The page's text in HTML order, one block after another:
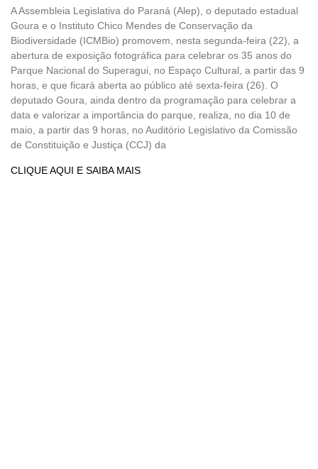
A Assembleia Legislativa do Paraná (Alep), o deputado estadual
Goura e o Instituto Chico Mendes de Conservação da
Biodiversidade (ICMBio) promovem, nesta segunda-feira (22), a
abertura de exposição fotográfica para celebrar os 35 anos do
Parque Nacional do Superagui, no Espaço Cultural, a partir das 9
horas, e que ficará aberta ao público até sexta-feira (26). O
deputado Goura, ainda dentro da programação para celebrar a
data e valorizar a importância do parque, realiza, no dia 10 de
maio, a partir das 9 horas, no Auditório Legislativo da Comissão
de Constituição e Justiça (CCJ) da
CLIQUE AQUI E SAIBA MAIS